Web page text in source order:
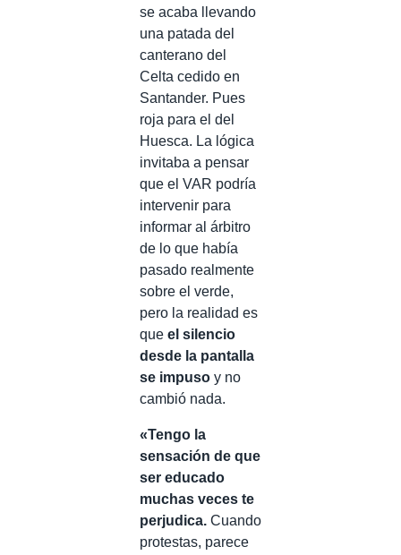
se acaba llevando
una patada del
canterano del
Celta cedido en
Santander. Pues
roja para el del
Huesca. La lógica
invitaba a pensar
que el VAR podría
intervenir para
informar al árbitro
de lo que había
pasado realmente
sobre el verde,
pero la realidad es
que el silencio
desde la pantalla
se impuso y no
cambió nada.
«Tengo la
sensación de que
ser educado
muchas veces te
perjudica. Cuando
protestas, parece